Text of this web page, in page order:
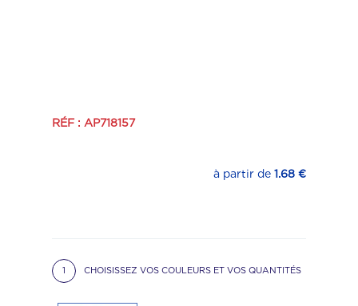
RÉF : AP718157
à partir de 1.68 €
1 CHOISISSEZ VOS COULEURS ET VOS QUANTITÉS